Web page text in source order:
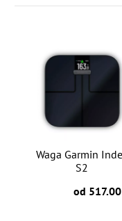
Waga Garmin
S2
od 517.00